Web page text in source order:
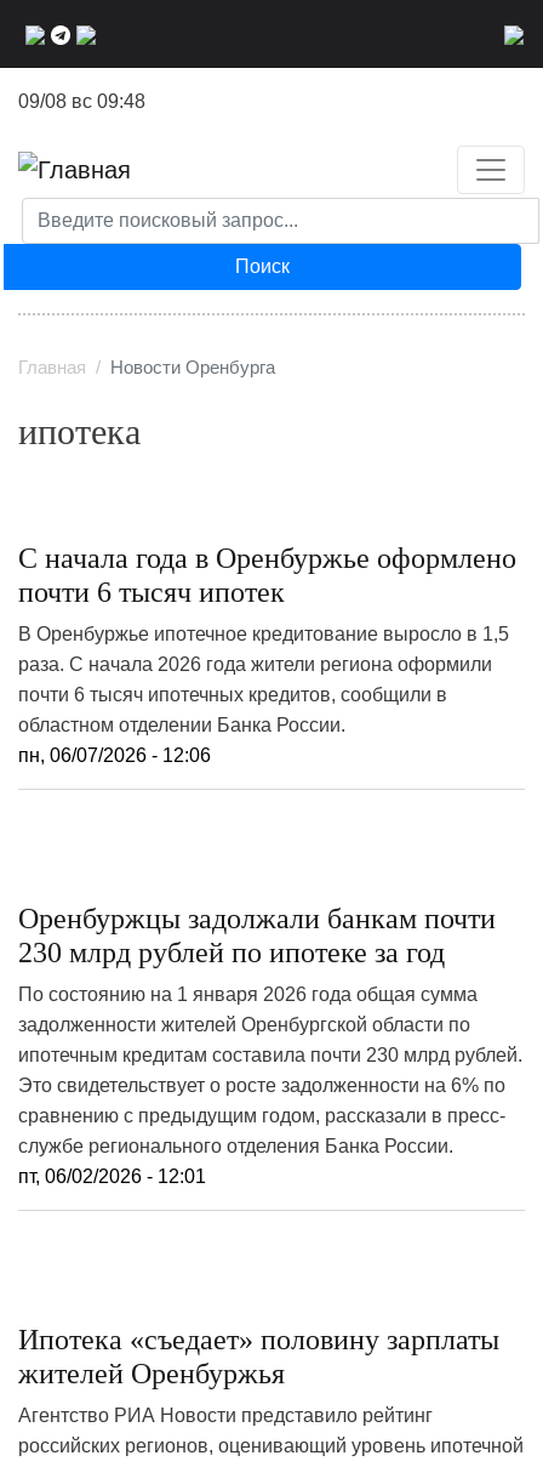
09/08 вс 09:48
Поиск
Главная Новости Оренбурга
ипотека
С начала года в Оренбуржье оформлено
почти 6 тысяч ипотек
В Оренбуржье ипотечное кредитование выросло в 1,5
раза. С начала 2026 года жители региона оформили
почти 6 тысяч ипотечных кредитов, сообщили в
областном отделении Банка России.
пн, 06/07/2026 - 12:06
Оренбуржцы задолжали банкам почти
230 млрд рублей по ипотеке за год
По состоянию на 1 января 2026 года общая сумма
задолженности жителей Оренбургской области по
ипотечным кредитам составила почти 230 млрд рублей.
Это свидетельствует о росте задолженности на 6% по
сравнению с предыдущим годом, рассказали в пресс-
службе регионального отделения Банка России.
пт, 06/02/2026 - 12:01
Ипотека «съедает» половину зарплаты
жителей Оренбуржья
Агентство РИА Новости представило рейтинг
российских регионов, оценивающий уровень ипотечной